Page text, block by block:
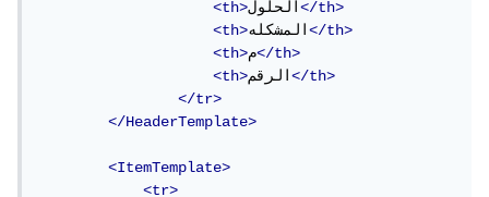
<th>الحلول</th>
<th>المشكله</th>
<th>م</th>
<th>الرقم</th>
</tr>
</HeaderTemplate>
<ItemTemplate>
<tr>